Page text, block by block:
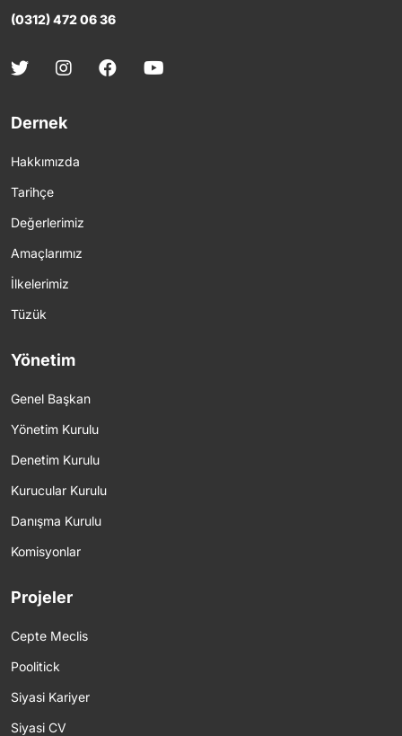
(0312) 472 06 36
Dernek
Hakkımızda
Tarihçe
Değerlerimiz
Amaçlarımız
İlkelerimiz
Tüzük
Yönetim
Genel Başkan
Yönetim Kurulu
Denetim Kurulu
Kurucular Kurulu
Danışma Kurulu
Komisyonlar
Projeler
Cepte Meclis
Poolitick
Siyasi Kariyer
Siyasi CV